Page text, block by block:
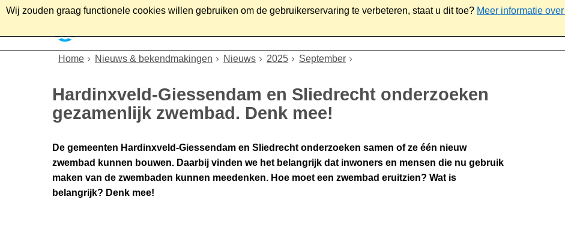
Wij zouden graag functionele cookies willen gebruiken om de gebruikerservaring te verbeteren, staat u dit toe? Meer informatie
Home Nieuws & bekendmakingen Nieuws 2025 September
Hardinxveld-Giessendam en Sliedrecht onderzoeken
gezamenlijk zwembad. Denk mee!
De gemeenten Hardinxveld-Giessendam en Sliedrecht onderzoeken samen of ze één nieuw
zwembad kunnen bouwen. Daarbij vinden we het belangrijk dat inwoners en mensen die nu gebruik
maken van de zwembaden kunnen meedenken. Hoe moet een zwembad eruitzien? Wat is
belangrijk? Denk mee!